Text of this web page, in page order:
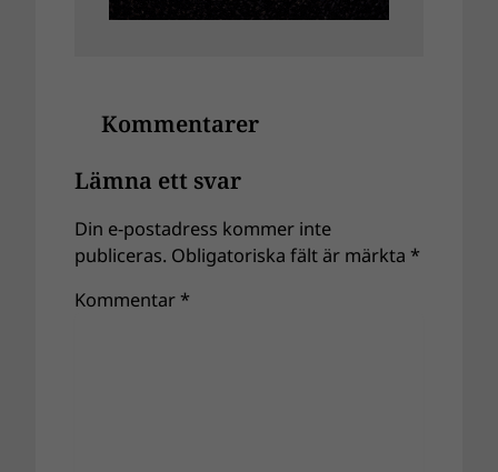
Kommentarer
Lämna ett svar
Din e-postadress kommer inte
publiceras. Obligatoriska fält är märkta *
Kommentar *